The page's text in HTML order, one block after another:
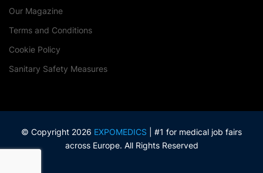
Our Magazine
Terms and Conditions
Cookie Policy
Sanitary Safety Measures
© Copyright 2026 EXPOMEDICS | #1 for medical job fairs
across Europe. All Rights Reserved